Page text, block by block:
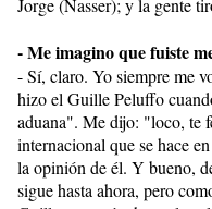
Jorge (Nasser); y la gente
- Me imagino que fuiste
- Sí, claro. Yo siempre me
hizo el Guille Peluffo
aduana". Me dijo: "loco, te
internacional que se hace
la opinión de él. Y bueno,
sigue hasta ahora, pero